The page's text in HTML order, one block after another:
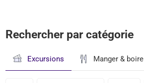
Rechercher par catégorie
Excursions Manger & boire